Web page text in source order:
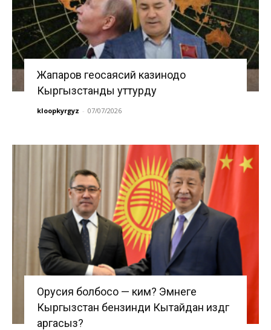
Жапаров геосаясий казинодо
Кыргызстанды уттурду
kloopkyrgyz - 07/07/2026
Орусия болбосо — ким? Эмнеге
Кыргызстан бензинди Кытайдан издөөгө
аргасыз?